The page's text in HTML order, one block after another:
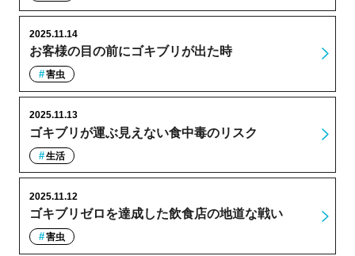
お客様の目の前にゴキブリが出た時
2025.11.14
害虫
ゴキブリが運ぶ見えない食中毒のリスク
2025.11.13
生活
ゴキブリゼロを達成した飲食店の地道な戦い
2025.11.12
害虫